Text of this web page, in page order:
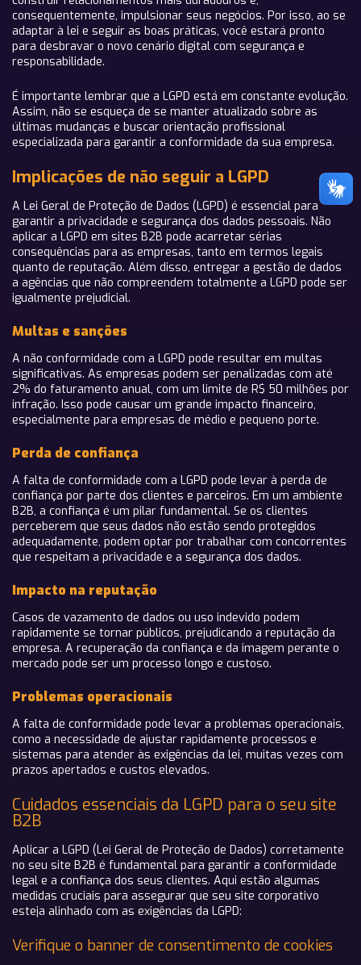
consequentemente, impulsionar seus negócios. Por isso, ao se
adaptar à lei e seguir as boas práticas, você estará pronto
para desbravar o novo cenário digital com segurança e
responsabilidade.
É importante lembrar que a LGPD está em constante evolução.
Assim, não se esqueça de se manter atualizado sobre as
últimas mudanças e buscar orientação profissional
especializada para garantir a conformidade da sua empresa.
Implicações de não seguir a LGPD
A Lei Geral de Proteção de Dados (LGPD) é essencial para
garantir a privacidade e segurança dos dados pessoais. Não
aplicar a LGPD em sites B2B pode acarretar sérias
consequências para as empresas, tanto em termos legais
quanto de reputação. Além disso, entregar a gestão de dados
a agências que não compreendem totalmente a LGPD pode ser
igualmente prejudicial.
Multas e sanções
A não conformidade com a LGPD pode resultar em multas
significativas. As empresas podem ser penalizadas com até
2% do faturamento anual, com um limite de R$ 50 milhões por
infração. Isso pode causar um grande impacto financeiro,
especialmente para empresas de médio e pequeno porte.
Perda de confiança
A falta de conformidade com a LGPD pode levar à perda de
confiança por parte dos clientes e parceiros. Em um ambiente
B2B, a confiança é um pilar fundamental. Se os clientes
perceberem que seus dados não estão sendo protegidos
adequadamente, podem optar por trabalhar com concorrentes
que respeitam a privacidade e a segurança dos dados.
Impacto na reputação
Casos de vazamento de dados ou uso indevido podem
rapidamente se tornar públicos, prejudicando a reputação da
empresa. A recuperação da confiança e da imagem perante o
mercado pode ser um processo longo e custoso.
Problemas operacionais
A falta de conformidade pode levar a problemas operacionais,
como a necessidade de ajustar rapidamente processos e
sistemas para atender às exigências da lei, muitas vezes com
prazos apertados e custos elevados.
Cuidados essenciais da LGPD para o seu site
B2B
Aplicar a LGPD (Lei Geral de Proteção de Dados) corretamente
no seu site B2B é fundamental para garantir a conformidade
legal e a confiança dos seus clientes. Aqui estão algumas
medidas cruciais para assegurar que seu site corporativo
esteja alinhado com as exigências da LGPD:
Verifique o banner de consentimento de cookies